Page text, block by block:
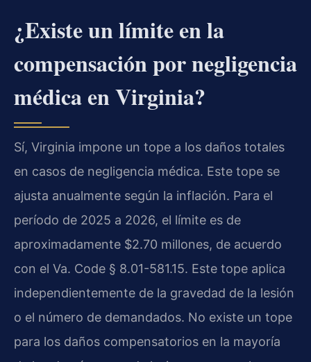
¿Existe un límite en la
compensación por negligencia
médica en Virginia?
Sí, Virginia impone un tope a los daños totales
en casos de negligencia médica. Este tope se
ajusta anualmente según la inflación. Para el
período de 2025 a 2026, el límite es de
aproximadamente $2.70 millones, de acuerdo
con el Va. Code § 8.01-581.15. Este tope aplica
independientemente de la gravedad de la lesión
o el número de demandados. No existe un tope
para los daños compensatorios en la mayoría